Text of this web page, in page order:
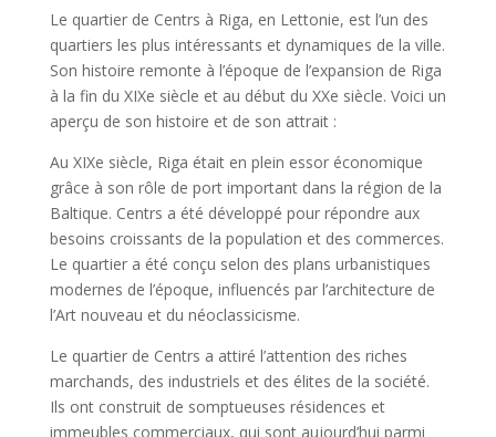
Le quartier de Centrs à Riga, en Lettonie, est l’un des
quartiers les plus intéressants et dynamiques de la ville.
Son histoire remonte à l’époque de l’expansion de Riga
à la fin du XIXe siècle et au début du XXe siècle. Voici un
aperçu de son histoire et de son attrait :
Au XIXe siècle, Riga était en plein essor économique
grâce à son rôle de port important dans la région de la
Baltique. Centrs a été développé pour répondre aux
besoins croissants de la population et des commerces.
Le quartier a été conçu selon des plans urbanistiques
modernes de l’époque, influencés par l’architecture de
l’Art nouveau et du néoclassicisme.
Le quartier de Centrs a attiré l’attention des riches
marchands, des industriels et des élites de la société.
Ils ont construit de somptueuses résidences et
immeubles commerciaux, qui sont aujourd’hui parmi